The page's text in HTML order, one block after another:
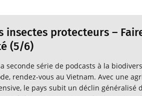
insectes protecteurs –
(5/6)
seconde série de podcasts à la
rendez-vous au Vietnam. Avec une
le pays subit un déclin généralisé